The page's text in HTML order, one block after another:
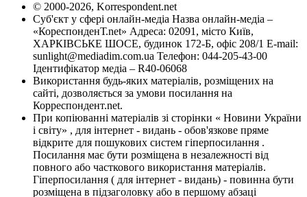
© 2000-2026, Korrespondent.net
Суб'єкт у сфері онлайн-медіа Назва онлайн-медіа –
«КореспонденТ.net» Адреса: 02091, місто Київ,
ХАРКІВСЬКЕ ШОСЕ, будинок 172-Б, офіс 208/1 E-mail:
sunlight@mediadim.com.ua Телефон: 044-205-43-00
Ідентифікатор медіа – R40-06068
Використання будь-яких матеріалів, розміщених на
сайті, дозволяється за умови посилання на
Корреспондент.net.
При копіюванні матеріалів зі сторінки « Новини України
і світу» , для інтернет - видань - обов'язкове пряме
відкрите для пошукових систем гіперпосилання .
Посилання має бути розміщена в незалежності від
повного або часткового використання матеріалів.
Гіперпосилання ( для інтернет - видань) - повинна бути
розміщена в підзаголовку або в першому абзаці